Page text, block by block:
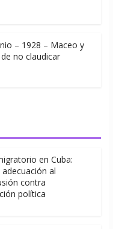
– 1928 – Maceo y
no claudicar
en Cuba:
al
contra
política